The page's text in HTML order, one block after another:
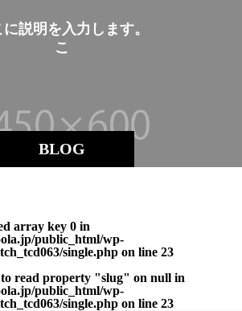
BLOG
に説明 を入力 し ます。
ここ
array key 0 in
public_html/wp-
single.php on line 23
read property "slug" on null in
public_html/wp-
single.php on line 23